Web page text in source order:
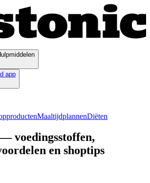
app
MaaltijdplannenDiëten
voedingsstoffen,
en shoptips